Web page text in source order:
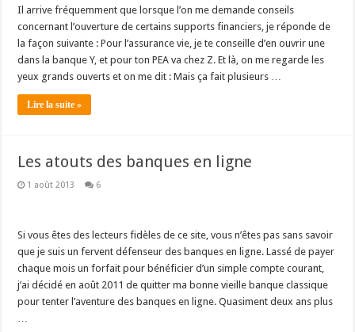
Il arrive fréquemment que lorsque l’on me demande conseils
concernant l’ouverture de certains supports financiers, je réponde de
la façon suivante : Pour l’assurance vie, je te conseille d’en ouvrir une
dans la banque Y, et pour ton PEA va chez Z. Et là, on me regarde les
yeux grands ouverts et on me dit : Mais ça fait plusieurs …
Lire la suite »
Les atouts des banques en ligne
1 août 2013 6
Si vous êtes des lecteurs fidèles de ce site, vous n’êtes pas sans savoir
que je suis un fervent défenseur des banques en ligne. Lassé de payer
chaque mois un forfait pour bénéficier d’un simple compte courant,
j’ai décidé en août 2011 de quitter ma bonne vieille banque classique
pour tenter l’aventure des banques en ligne. Quasiment deux ans plus